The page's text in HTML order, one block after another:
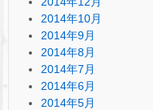
2014年10月
2014年9月
2014年8月
2014年7月
2014年6月
2014年5月